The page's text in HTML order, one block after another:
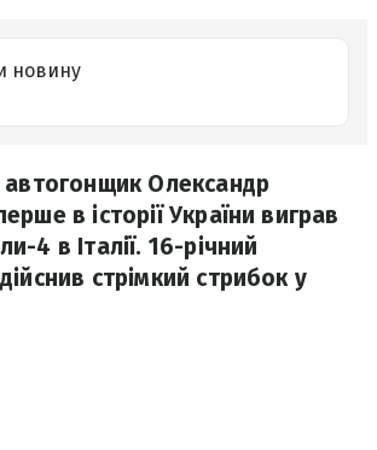
новину
автогонщик Олександр
в історії України виграв
4 в Італії. 16-річний
стрімкий стрибок у